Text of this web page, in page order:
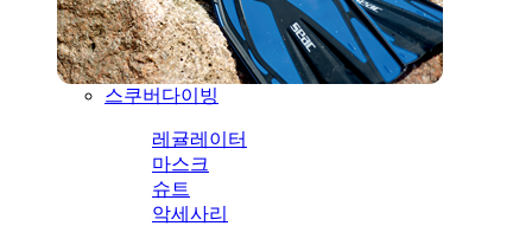
스쿠버다이빙
레귤레이터
마스크
슈트
악세사리